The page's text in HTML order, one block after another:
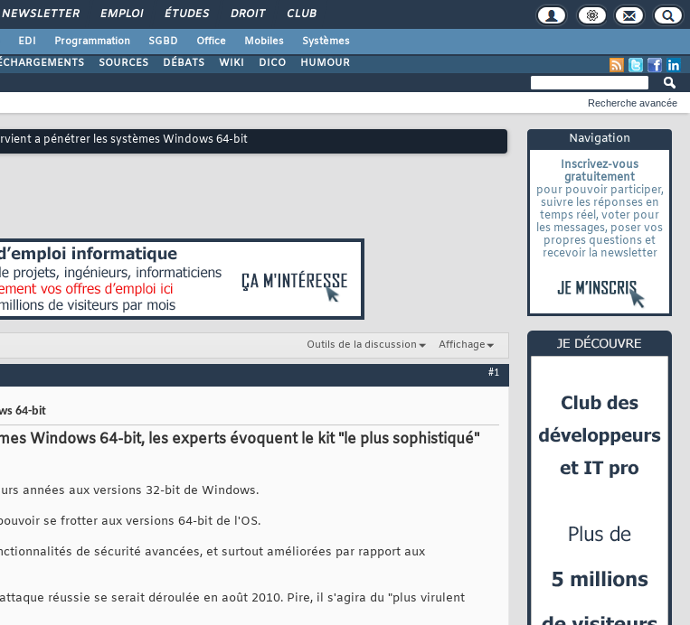
NEWSLETTER EMPLOI ÉTUDES DROIT CLUB
EDI Programmation SGBD Office Mobiles
Systèmes
SOURCES DÉBATS WIKI DICO HUMOUR
Navigation
Inscrivez-vous
gratuitement
pour pouvoir participer,
suivre les réponses en
temps réel, voter pour
les messages, poser vos
propres questions et
recevoir la newsletter
Recherche avancée
a pénétrer les systèmes Windows 64-bit
Outils de la discussion Affichage
#1
64-bit
Windows 64-bit, les experts évoquent le kit "le plus sophistiqué"
années aux versions 32-bit de Windows.
se frotter aux versions 64-bit de l'OS.
de sécurité avancées, et surtout améliorées par rapport aux
réussie se serait déroulée en août 2010. Pire, il s'agira du "plus virulent